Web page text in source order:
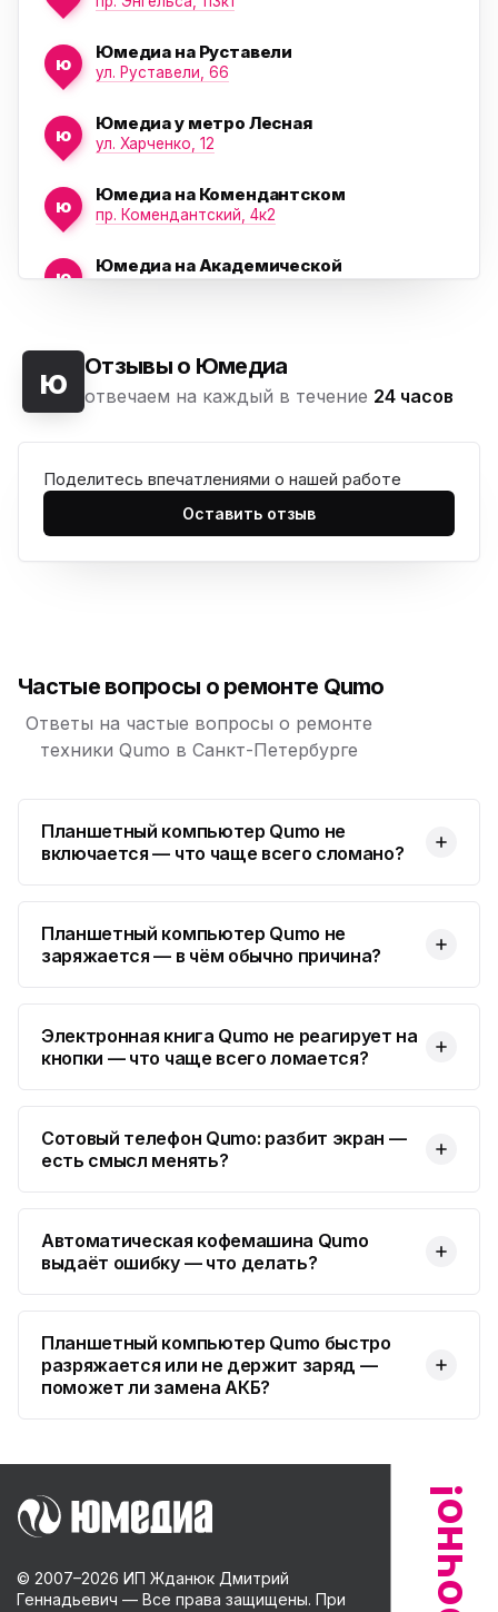
ю
Юмедиа на Руставели
ул. Руставели, 66
ю
Юмедиа у метро Лесная
ул. Харченко, 12
ю
Юмедиа на Комендантском
пр. Комендантский, 4к2
ю
Юмедиа на Академической
ю Морская набережная, 35
ю
Юмедиа на Наставников
ю
Юмедиа на Дыбенко
Юмедиа на Международной
Юмедиа в Купчино
ю
Юмедиа Сервис в Колпино
ул. Тверская 60, Колпино
пр. Христиновский 28, Всеволожск
ю Отзывы о Юмедиа
отвечаем на каждый в течение 24 часов
Поделитесь впечатлениями о нашей работе
Оставить отзыв
Частые вопросы о ремонте Qumo
Ответы на частые вопросы о ремонте
техники Qumo в Санкт-Петербурге
Планшетный компьютер Qumo не
включается — что чаще всего сломано?
Планшетный компьютер Qumo не
заряжается — в чём обычно причина?
Электронная книга Qumo не реагирует на
кнопки — что чаще всего ломается?
Сотовый телефон Qumo: разбит экран —
есть смысл менять?
Автоматическая кофемашина Qumo
выдаёт ошибку — что делать?
Планшетный компьютер Qumo быстро
разряжается или не держит заряд —
поможет ли замена АКБ?
© 2007–2026 ИП Жданюк Дмитрий
Геннадьевич — Все права защищены. При